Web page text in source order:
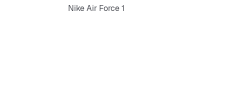
Nike Air Force 1